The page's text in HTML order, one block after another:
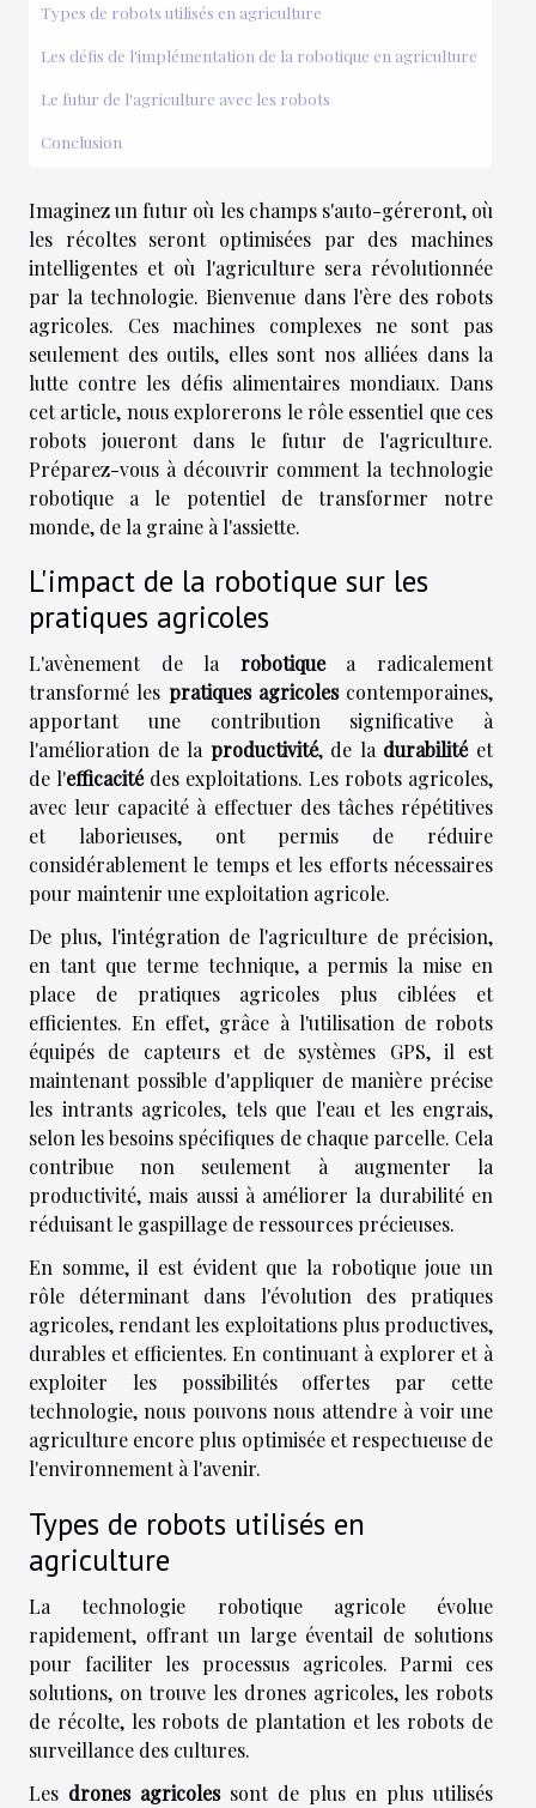
Types de robots utilisés en agriculture
Les défis de l'implémentation de la robotique en agriculture
Le futur de l'agriculture avec les robots
Conclusion
Imaginez un futur où les champs s'auto-géreront, où
les récoltes seront optimisées par des machines
intelligentes et où l'agriculture sera révolutionnée
par la technologie. Bienvenue dans l'ère des robots
agricoles. Ces machines complexes ne sont pas
seulement des outils, elles sont nos alliées dans la
lutte contre les défis alimentaires mondiaux. Dans
cet article, nous explorerons le rôle essentiel que ces
robots joueront dans le futur de l'agriculture.
Préparez-vous à découvrir comment la technologie
robotique a le potentiel de transformer notre
monde, de la graine à l'assiette.
L'impact de la robotique sur les
pratiques agricoles
L'avènement de la robotiquea radicalement
transformé les pratiques agricolescontemporaines,
apportant une contribution significative à
l'amélioration de la productivité, de la durabilitéet
de l'efficacitédes exploitations. Les robots agricoles,
avec leur capacité à effectuer des tâches répétitives
et laborieuses, ont permis de réduire
considérablement le temps et les efforts nécessaires
pour maintenir une exploitation agricole.
De plus, l'intégration de l'agriculture de précision,
en tant que terme technique, a permis la mise en
place de pratiques agricoles plus ciblées et
efficientes. En effet, grâce à l'utilisation de robots
équipés de capteurs et de systèmes GPS, il est
maintenant possible d'appliquer de manière précise
les intrants agricoles, tels que l'eau et les engrais,
selon les besoins spécifiques de chaque parcelle. Cela
contribue non seulement à augmenter la
productivité, mais aussi à améliorer la durabilité en
réduisant le gaspillage de ressources précieuses.
En somme, il est évident que la robotique joue un
rôle déterminant dans l'évolution des pratiques
agricoles, rendant les exploitations plus productives,
durables et efficientes. En continuant à explorer et à
exploiter les possibilités offertes par cette
technologie, nous pouvons nous attendre à voir une
agriculture encore plus optimisée et respectueuse de
l'environnement à l'avenir.
Types de robots utilisés en
agriculture
La technologie robotique agricole évolue
rapidement, offrant un large éventail de solutions
pour faciliter les processus agricoles. Parmi ces
solutions, on trouve les drones agricoles, les robots
de récolte, les robots de plantation et les robots de
surveillance des cultures.
Les drones agricolessont de plus en plus utilisés